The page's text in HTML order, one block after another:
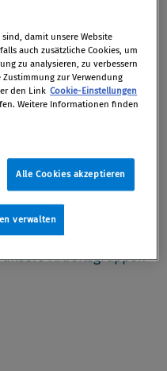
Zusammenschlüssen
Arbeitsgruppen“
unsere Arbeitsgruppen“
damit unsere Website
auch zusätzliche Cookies, um
zu analysieren, zu verbessern
zur Verwendung
den Link Cookie-Einstellungen
Weitere Informationen finden
Alle Cookies akzeptieren
verwalten